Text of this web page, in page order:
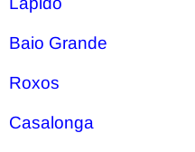
Baio Grande
Roxos
Casalonga